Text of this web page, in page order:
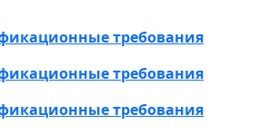
требования
требования
требования